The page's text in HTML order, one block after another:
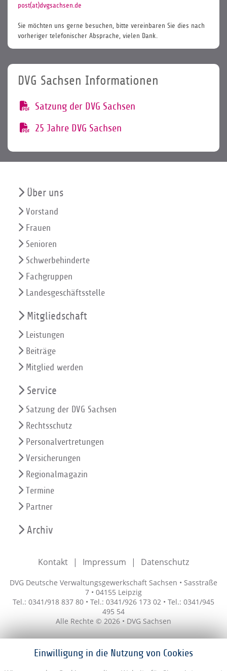
post(at)dvgsachsen.de
Sie möchten uns gerne besuchen, bitte vereinbaren Sie dies nach
vorheriger telefonischer Absprache, vielen Dank.
DVG Sachsen Informationen
Satzung der DVG Sachsen
25 Jahre DVG Sachsen
Einwilligung in die Nutzung von Cookies
Über uns
Vorstand
Frauen
Senioren
Schwerbehinderte
Fachgruppen
Landesgeschäftsstelle
Mitgliedschaft
Leistungen
Beiträge
Mitglied werden
Service
Satzung der DVG Sachsen
Rechtsschutz
Personalvertretungen
Versicherungen
Regionalmagazin
Termine
Partner
Archiv
Kontakt Impressum Datenschutz
DVG Deutsche Verwaltungsgewerkschaft Sachsen • Sasstraße
7 • 04155 Leipzig
Tel.: 0341/918 837 80 • Tel.: 0341/926 173 02 • Tel.: 0341/945
495 54
Alle Rechte © 2026 • DVG Sachsen